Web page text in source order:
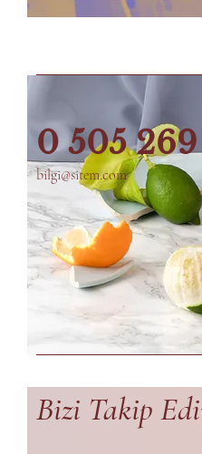
0 505
bilgi@sitem.com
Bizi Takip